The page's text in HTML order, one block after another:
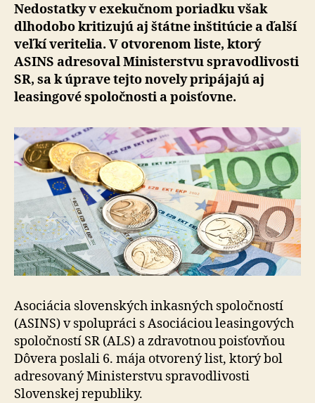
Nedostatky v exekučnom poriadku však
dlhodobo kritizujú aj štátne inštitúcie a ďalší
veľkí veritelia. V otvorenom liste, ktorý
ASINS adresoval Mi­nis­ter­stvu spravodlivosti
SR, sa k úprave tejto novely pripájajú aj
leasingové spoločnosti a poisťovne.
Asociácia slovenských inkasných spoločností
(ASINS) v spolupráci s Asociáciou leasingových
spoločností SR (ALS) a zdravotnou poisťovňou
Dôvera poslali 6. mája otvorený list, ktorý bol
adresovaný Ministerstvu spra­vod­li­vos­ti
Slovenskej republiky.